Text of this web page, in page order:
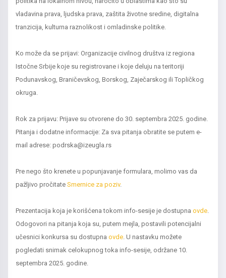
vladavina prava, ljudska prava, zaštita životne sredine, digitalna
tranzicija, kulturna raznolikost i omladinske politike.
Ko može da se prijavi: Organizacije civilnog društva iz regiona
Istočne Srbije koje su registrovane i koje deluju na teritoriji
Podunavskog, Braničevskog, Borskog, Zaječarskog ili Topličkog
okruga.
Rok za prijavu: Prijave su otvorene do 30. septembra 2025. godine.
Pitanja i dodatne informacije: Za sva pitanja obratite se putem e-
mail adrese: podrska@izeugla.rs
Pre nego što krenete u popunjavanje formulara, molimo vas da
pažljivo pročitate Smernice za poziv.
Prezentacija koja je korišćena tokom info-sesije je dostupna ovde.
Odogovori na pitanja koja su, putem mejla, postavili potencijalni
učesnici konkursa su dostupna ovde. U nastavku možete
pogledati snimak celokupnog toka info-sesije, održane 10.
septembra 2025. godine.